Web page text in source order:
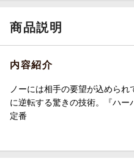
商品説明
内容紹介
ノーには相手の要望が込めら
に逆転する驚きの技術。『ハ
定番